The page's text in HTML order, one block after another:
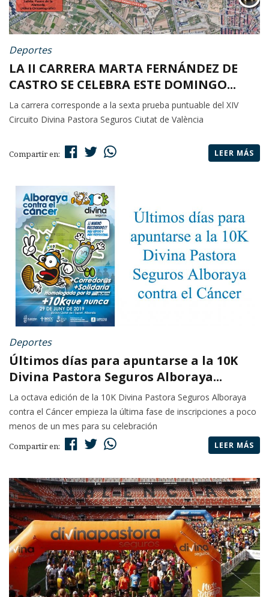
Deportes
LA II CARRERA MARTA FERNÁNDEZ DE
CASTRO SE CELEBRA ESTE DOMINGO...
La carrera corresponde a la sexta prueba puntuable del XIV
Circuito Divina Pastora Seguros Ciutat de València
Compartir en: LEER MÁS
Deportes
Últimos días para apuntarse a la 10K
Divina Pastora Seguros Alboraya...
La octava edición de la 10K Divina Pastora Seguros Alboraya
contra el Cáncer empieza la última fase de inscripciones a poco
menos de un mes para su celebración
Compartir en: LEER MÁS